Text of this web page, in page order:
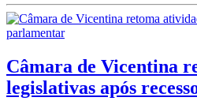
Câmara de Vicentina
legislativas após